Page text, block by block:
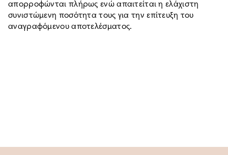
απορροφώνται πλήρως ενώ απαιτείται η ελάχιστη
συνιστώμενη ποσότητα τους για την επίτευξη του
αναγραφόμενου αποτελέσματος.